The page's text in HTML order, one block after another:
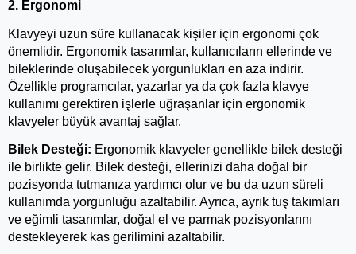
2. Ergonomi
Klavyeyi uzun süre kullanacak kişiler için ergonomi çok
önemlidir. Ergonomik tasarımlar, kullanıcıların ellerinde ve
bileklerinde oluşabilecek yorgunlukları en aza indirir.
Özellikle programcılar, yazarlar ya da çok fazla klavye
kullanımı gerektiren işlerle uğraşanlar için ergonomik
klavyeler büyük avantaj sağlar.
Bilek Desteği: Ergonomik klavyeler genellikle bilek desteği
ile birlikte gelir. Bilek desteği, ellerinizi daha doğal bir
pozisyonda tutmanıza yardımcı olur ve bu da uzun süreli
kullanımda yorgunluğu azaltabilir. Ayrıca, ayrık tuş takımları
ve eğimli tasarımlar, doğal el ve parmak pozisyonlarını
destekleyerek kas gerilimini azaltabilir.